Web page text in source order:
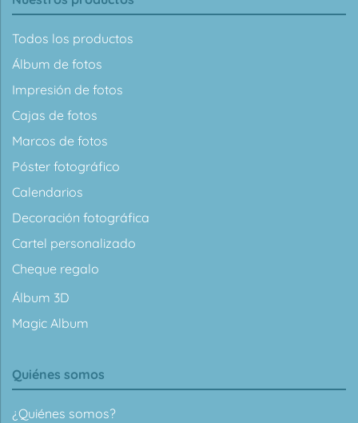
Todos los productos
Álbum de fotos
Impresión de fotos
Cajas de fotos
Marcos de fotos
Póster fotográfico
Calendarios
Decoración fotográfica
Cartel personalizado
Cheque regalo
Álbum 3D
Magic Album
Quiénes somos
¿Quiénes somos?